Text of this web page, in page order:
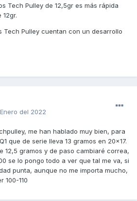
Tech Pulley de 12,5gr es más rápida
Tech Pulley cuentan con un desarrollo
del 2022
me han hablado muy bien, para
que de serie lleva 13 gramos en 20x17.
12,5 gramos y de paso cambiaré correa,
se lo pongo todo a ver que tal me va, si
punta, aunque no me importa mucho,
100-110